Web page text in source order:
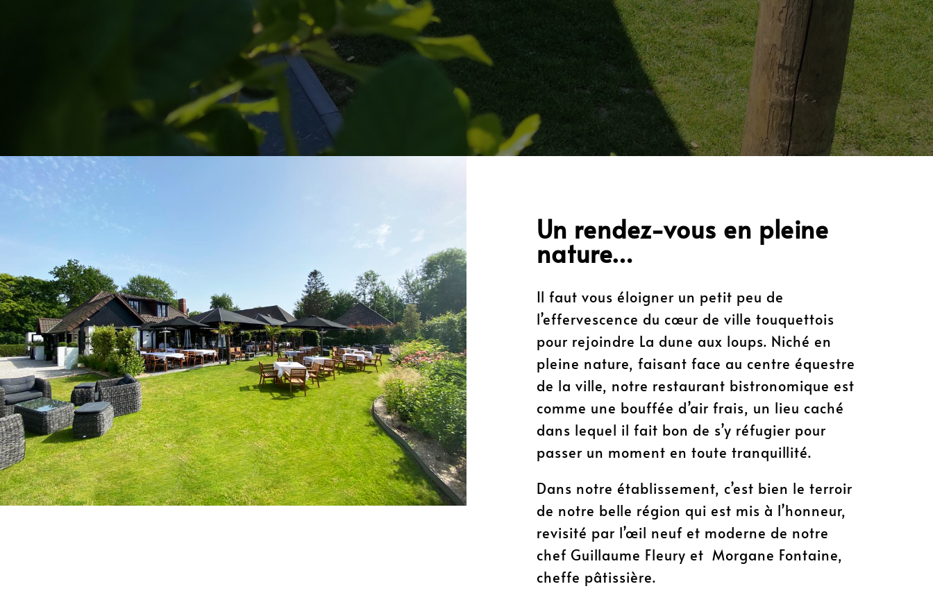
Un rendez-vous en pleine
nature…
Il faut vous éloigner un petit peu de
l’effervescence du cœur de ville touquettois
pour rejoindre La dune aux loups. Niché en
pleine nature, faisant face au centre équestre
de la ville, notre restaurant bistronomique est
comme une bouffée d’air frais, un lieu caché
dans lequel il fait bon de s’y réfugier pour
passer un moment en toute tranquillité.
Dans notre établissement, c’est bien le terroir
de notre belle région qui est mis à l’honneur,
revisité par l’œil neuf et moderne de notre
chef Guillaume Fleury et Morgane Fontaine,
cheffe pâtissière.